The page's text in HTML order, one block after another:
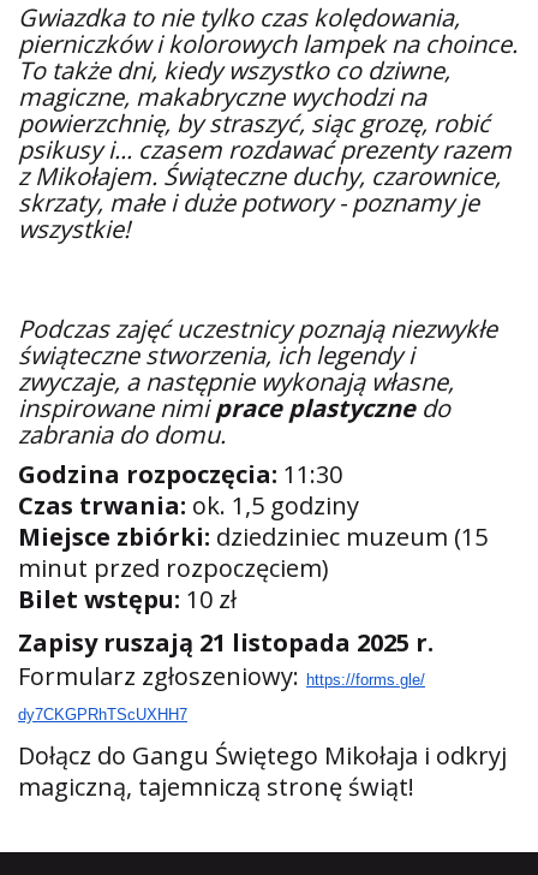
Gwiazdka to nie tylko czas kolędowania,
pierniczków i kolorowych lampek na choince.
To także dni, kiedy wszystko co dziwne,
magiczne, makabryczne wychodzi na
powierzchnię, by straszyć, siąc grozę, robić
psikusy i... czasem rozdawać prezenty razem
z Mikołajem. Świąteczne duchy, czarownice,
skrzaty, małe i duże potwory - poznamy je
wszystkie!
Podczas zajęć uczestnicy poznają niezwykłe
świąteczne stworzenia, ich legendy i
zwyczaje, a następnie wykonają własne,
inspirowane nimiprace plastycznedo
zabrania do domu.
Godzina rozpoczęcia: 11:30
Czas trwania: ok. 1,5 godziny
Miejsce zbiórki: dziedziniec muzeum (15
minut przed rozpoczęciem)
Bilet wstępu: 10 zł
Zapisy ruszają 21 listopada 2025 r.
Formularz zgłoszeniowy: https://forms.gle/
dy7CKGPRhTScUXHH7
Dołącz do Gangu Świętego Mikołaja i odkryj
magiczną, tajemniczą stronę świąt!